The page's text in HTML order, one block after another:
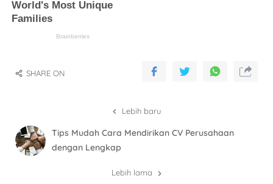
SHARE ON
Lebih baru
Tips Mudah Cara Mendirikan CV Perusahaan
dengan Lengkap
Lebih lama